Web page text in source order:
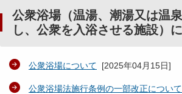
公衆浴場（温湯、潮湯又は温
し、公衆を入浴させる施設）
公衆浴場について [2025年04月15日]
公衆浴場法施行条例の一部改正につい